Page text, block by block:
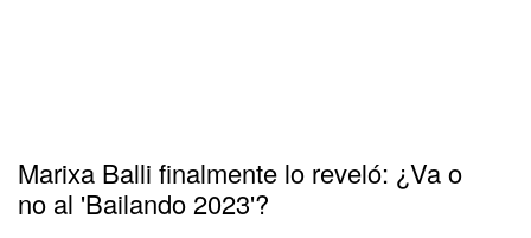
Marixa Balli finalmente lo reveló: ¿Va o
no al 'Bailando 2023'?